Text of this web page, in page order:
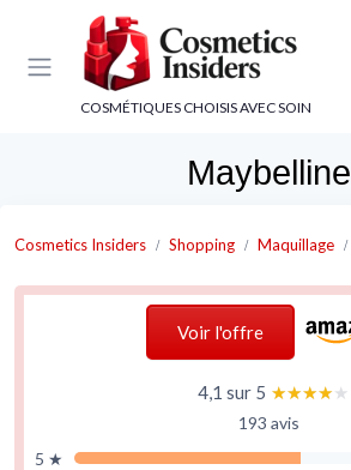
COSMÉTIQUES CHOISIS AVEC SOIN
Maybelline
Cosmetics Insiders Shopping Maquillage
Voir l'offre
4,1 sur 5 ★★★★★
★★★★★
193 avis
5 ★
Panneau de gestion des cookies